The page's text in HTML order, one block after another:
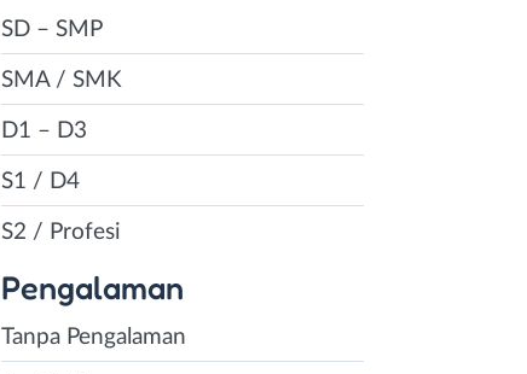
SD – SMP
SMA / SMK
D1 – D3
S1 / D4
S2 / Profesi
Pengalaman
Tanpa Pengalaman